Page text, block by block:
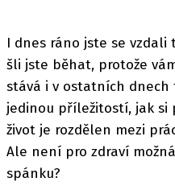
I dnes ráno jste se
šli jste běhat, protože
stává i v ostatních dnech
jedinou příležitostí, jak
život je rozdělen mezi
Ale není pro zdraví
spánku?